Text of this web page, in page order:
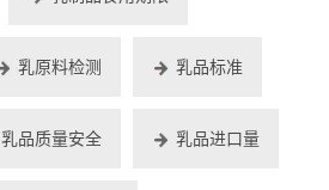
乳原料检测 乳品标准
乳品质量安全 乳品进口量